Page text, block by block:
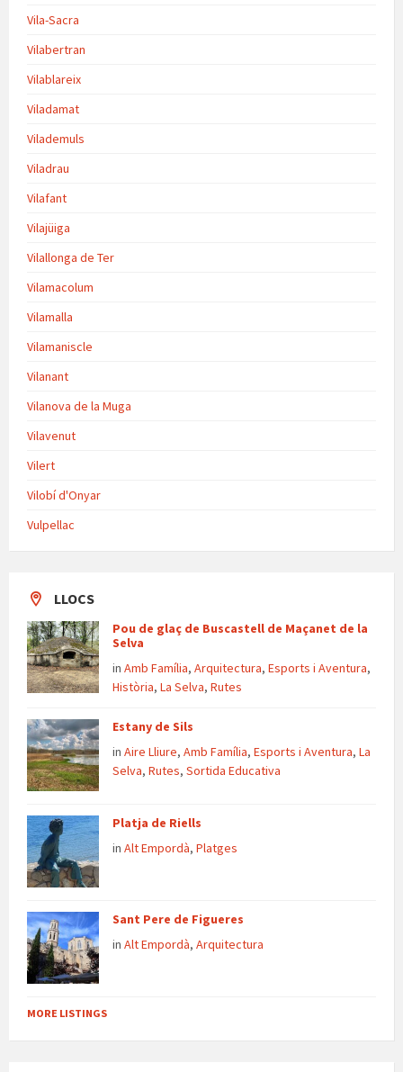
Vila-Sacra
Vilabertran
Vilablareix
Viladamat
Vilademuls
Viladrau
Vilafant
Vilajüiga
Vilallonga de Ter
Vilamacolum
Vilamalla
Vilamaniscle
Vilanant
Vilanova de la Muga
Vilavenut
Vilert
Vilobí d'Onyar
Vulpellac
LLOCS
Pou de glaç de Buscastell de Maçanet de la
Selva
in Amb Família, Arquitectura, Esports i Aventura,
Història, La Selva, Rutes
Estany de Sils
in Aire Lliure, Amb Família, Esports i Aventura, La
Selva, Rutes, Sortida Educativa
Platja de Riells
in Alt Empordà, Platges
Sant Pere de Figueres
in Alt Empordà, Arquitectura
MORE LISTINGS